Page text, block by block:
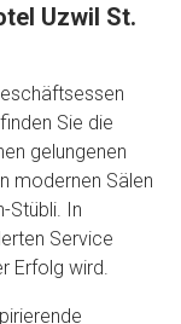
Uzwil St.
Sie die
gelungenen
modernen Sälen
Stübli. In
Service
Erfolg wird.